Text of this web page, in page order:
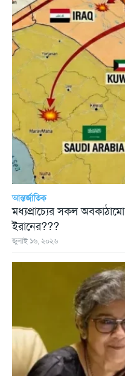
আন্তর্জাতিক
মধ্যপ্রাচ্যের সকল
ইরানের???
জুলাই ১৬, ২০২৬